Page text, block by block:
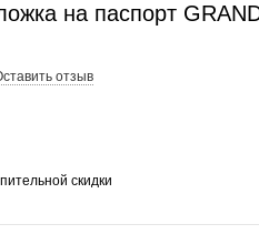
на паспорт
отзыв
скидки